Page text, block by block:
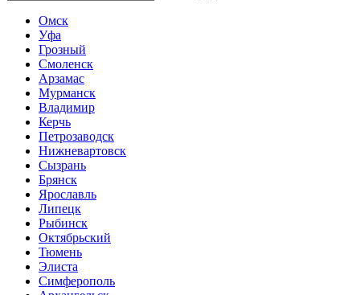
Омск
Уфа
Грозный
Смоленск
Арзамас
Мурманск
Владимир
Керчь
Петрозаводск
Нижневартовск
Сызрань
Брянск
Ярославль
Липецк
Рыбинск
Октябрьский
Тюмень
Элиста
Симферополь